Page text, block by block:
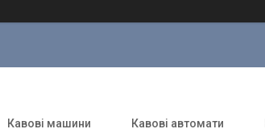
Кавові машини Кавові автомати